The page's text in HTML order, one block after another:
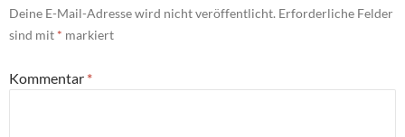
Deine E-Mail-Adresse wird nicht veröffentlicht. Erforderliche Felder
sind mit * markiert
Kommentar *